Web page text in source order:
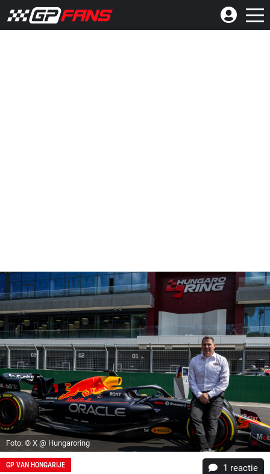
Foto: © X @ Hungaroring
GP VAN HONGARIJE 1 reactie